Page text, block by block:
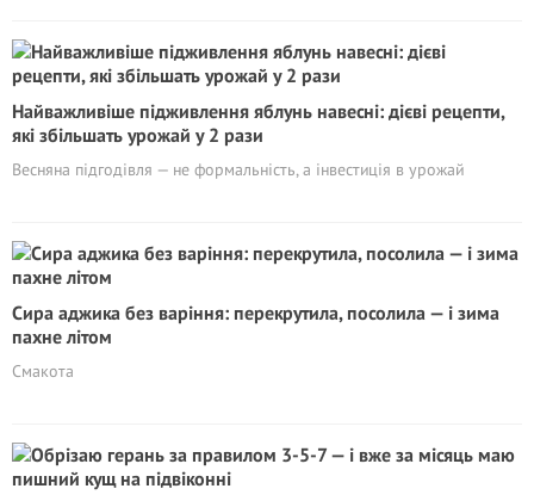
Найважливіше підживлення яблунь навесні: дієві рецепти,
які збільшать урожай у 2 рази
Весняна підгодівля — не формальність, а інвестиція в урожай
Сира аджика без варіння: перекрутила, посолила — і зима
пахне літом
Смакота